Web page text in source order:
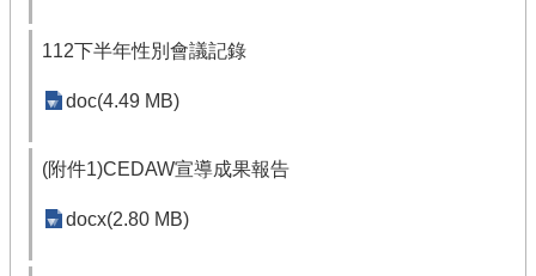
112下半年性別會議記錄
doc(4.49 MB)
(附件1)CEDAW宣導成果報告
docx(2.80 MB)